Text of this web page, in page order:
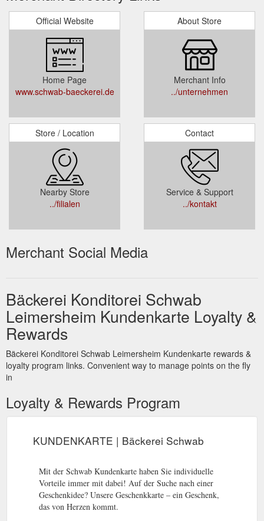
Official Website
Home Page
www.schwab-baeckerei.de
About Store
Merchant Info
../unternehmen
Store / Location
Nearby Store
../filialen
Contact
Service & Support
../kontakt
Merchant Social Media
Bäckerei Konditorei Schwab
Leimersheim Kundenkarte Loyalty &
Rewards
Bäckerei Konditorei Schwab Leimersheim Kundenkarte rewards &
loyalty program links. Convenient way to manage points on the fly
in
Loyalty & Rewards Program
KUNDENKARTE | Bäckerei Schwab
Mit der Schwab Kundenkarte haben Sie individuelle
Vorteile immer mit dabei! Auf der Suche nach einer
Geschenkidee? Unsere Geschenkkarte – ein Geschenk,
das von Herzen kommt.